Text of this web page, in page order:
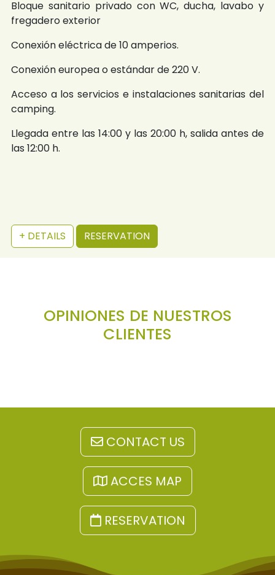
Bloque sanitario privado con WC, ducha, lavabo y
fregadero exterior
Conexión eléctrica de 10 amperios.
Conexión europea o estándar de 220 V.
Acceso a los servicios e instalaciones sanitarias del
camping.
Llegada entre las 14:00 y las 20:00 h, salida antes de
las 12:00 h.
+ DETAILS RESERVATION
OPINIONES DE NUESTROS
CLIENTES
CONTACT US
ACCES MAP
RESERVATION